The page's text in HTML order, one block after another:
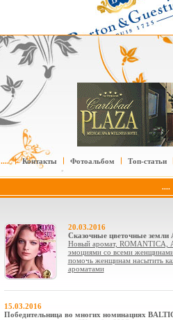
.... Контакты Фотоальбом Топ-статьи
....
20.03.2016
Сказочные цветочные
Новый аромат, ROMANTICA,
эмоциями со всеми
помочь женщинам насытить
ароматами
15.03.2016
Победительница во многих номинациях